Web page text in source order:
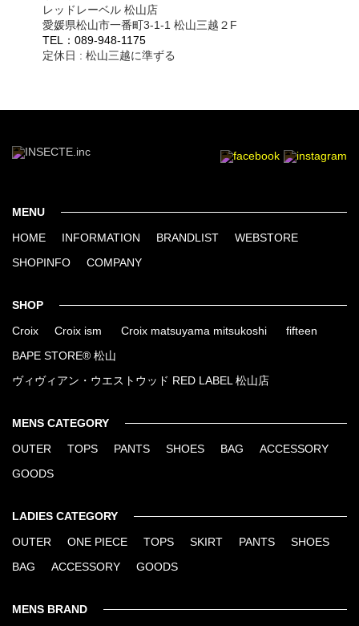
レッドレーベル 松山店
愛媛県松山市一番町3-1-1 松山三越２F
TEL：089-948-1175
定休日 : 松山三越に準ずる
MENU
HOME INFORMATION BRANDLIST WEBSTORE
SHOPINFO COMPANY
SHOP
Croix Croix ism Croix matsuyama mitsukoshi fifteen
BAPE STORE® 松山
ヴィヴィアン・ウエストウッド RED LABEL 松山店
MENS CATEGORY
OUTER TOPS PANTS SHOES BAG ACCESSORY
GOODS
LADIES CATEGORY
OUTER ONE PIECE TOPS SKIRT PANTS SHOES
BAG ACCESSORY GOODS
MENS BRAND